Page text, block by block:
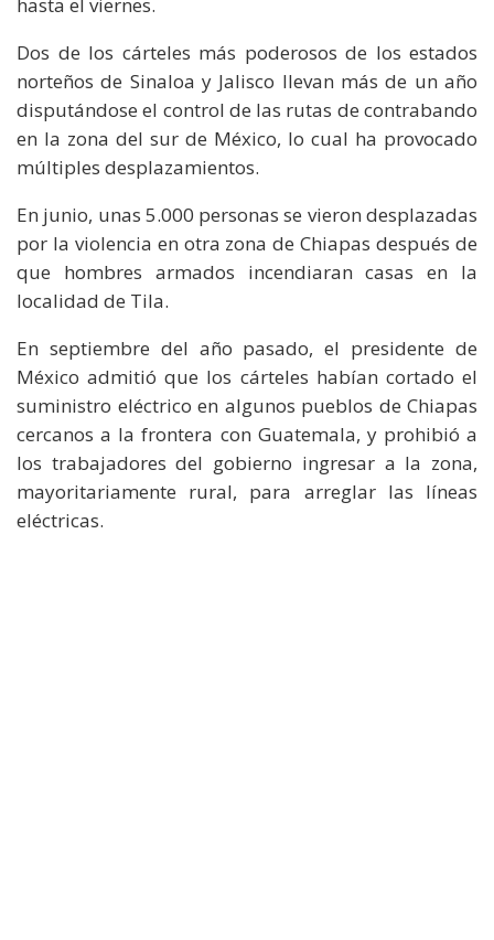
Dos de los cárteles más poderosos de los estados
norteños de Sinaloa y Jalisco llevan más de un año
disputándose el control de las rutas de contrabando
en la zona del sur de México, lo cual ha provocado
múltiples desplazamientos.
En junio, unas 5.000 personas se vieron desplazadas
por la violencia en otra zona de Chiapas después de
que hombres armados incendiaran casas en la
localidad de Tila.
En septiembre del año pasado, el presidente de
México admitió que los cárteles habían cortado el
suministro eléctrico en algunos pueblos de Chiapas
cercanos a la frontera con Guatemala, y prohibió a
los trabajadores del gobierno ingresar a la zona,
mayoritariamente rural, para arreglar las líneas
eléctricas.